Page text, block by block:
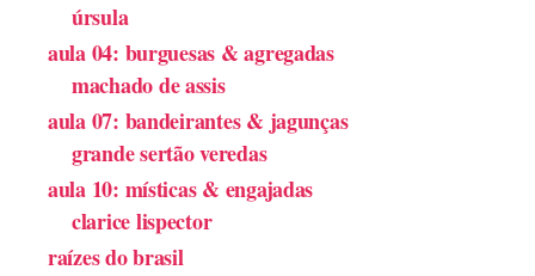
úrsula
aula 04: burguesas & agregadas
machado de assis
aula 07: bandeirantes & jagunças
grande sertão veredas
aula 10: místicas & engajadas
clarice lispector
raízes do brasil